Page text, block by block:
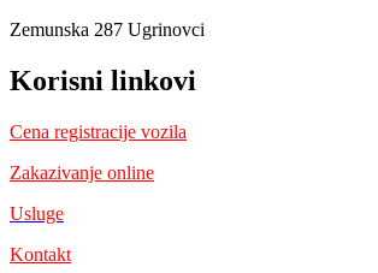
Zemunska 287 Ugrinovci
Korisni linkovi
Cena registracije vozila
Zakazivanje online
Usluge
Kontakt